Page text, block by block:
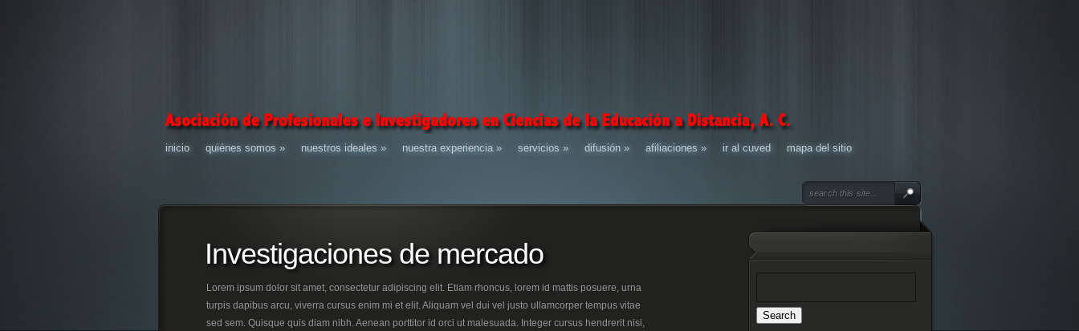
inicio quiénes somos » nuestros ideales » nuestra experiencia» servicios » difusión » afiliaciones » ir al cuved mapa del sitio
Investigaciones de mercado
Lorem ipsum dolor sit amet, consectetur adipiscing elit. Etiam rhoncus, lorem id mattis posuere, urna
turpis dapibus arcu, viverra cursus enim mi et elit. Aliquam vel dui vel justo ullamcorper tempus vitae
sed sem. Quisque quis diam nibh. Aenean porttitor id orci ut malesuada. Integer cursus hendrerit nisi,